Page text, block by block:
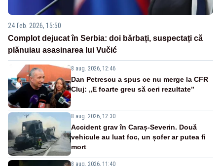
24 feb. 2026, 15:50
Complot dejucat în Serbia: doi bărbați, suspectați că
plănuiau asasinarea lui Vučić
8 aug. 2026, 12:46
Dan Petrescu a spus ce nu merge la CFR
Cluj: „E foarte greu să ceri rezultate”
8 aug. 2026, 12:30
Accident grav în Caraș-Severin. Două
vehicule au luat foc, un șofer ar putea fi
mort
8 aug. 2026, 11:40